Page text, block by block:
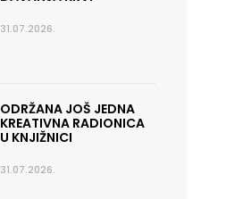
31.07.2026.
ODRŽANA JOŠ JEDNA
KREATIVNA RADIONICA
U KNJIŽNICI
31.07.2026.